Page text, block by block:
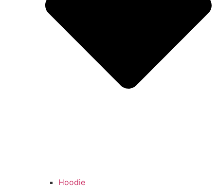
Hoodie